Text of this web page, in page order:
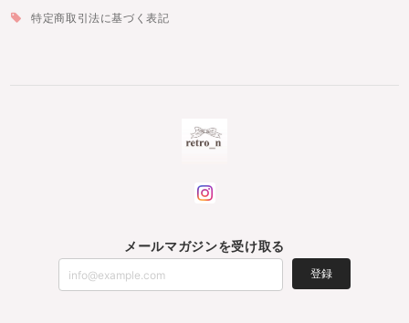
特定商取引法に基づく表記
メールマガジンを受け取る
登録